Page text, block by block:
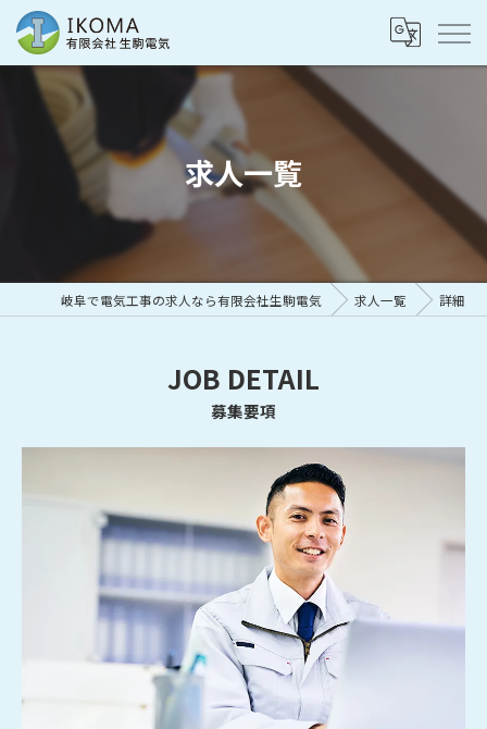
求人一覧
岐阜で電気工事の求人なら有限会社生駒電気 求人一覧 詳細
募集要項
JOB DETAIL